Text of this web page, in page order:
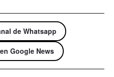
de Whatsapp
Google News